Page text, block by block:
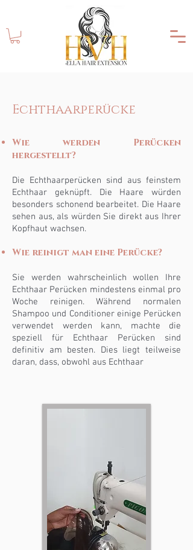
Echthaarperücke
Wie werden Perücken
hergestellt?
Die Echthaarperücken sind aus feinstem
Echthaar geknüpft. Die Haare würden
besonders schonend bearbeitet. Die Haare
sehen aus, als würden Sie direkt aus Ihrer
Kopfhaut wachsen.
Wie reinigt man eine Perücke?
Sie werden wahrscheinlich wollen Ihre
Echthaar Perücken mindestens einmal pro
Woche reinigen. Während normalen
Shampoo und Conditioner einige Perücken
verwendet werden kann, machte die
speziell für Echthaar Perücken sind
definitiv am besten. Dies liegt teilweise
daran, dass, obwohl aus Echthaar